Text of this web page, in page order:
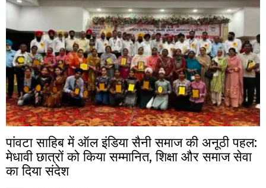
पांवटा साहिब में ऑल इंडिया सैनी समाज की अनूठी पहल:
मेधावी छात्रों को किया सम्मानित, शिक्षा और समाज सेवा
का दिया संदेश